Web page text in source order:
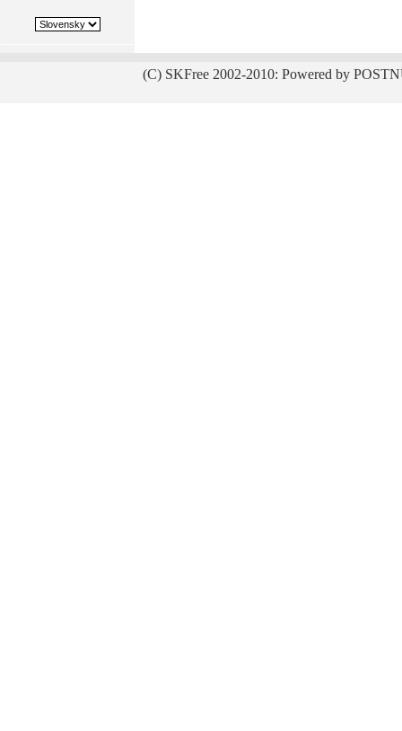
(C) SKFree 2002-2010: Powered by